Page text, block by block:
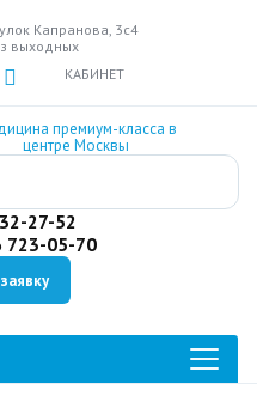
основному
Капранова, 3с4
выходных
КАБИНЕТ
премиум-класса в
центре Москвы
27-52
723-05-70